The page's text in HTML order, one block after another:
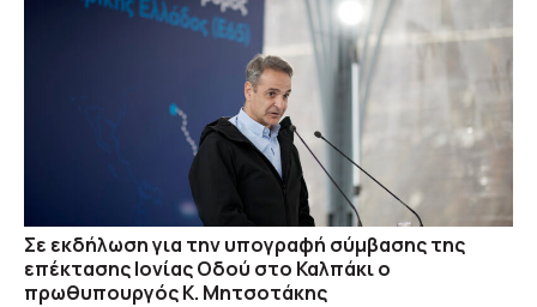
Σε εκδήλωση για την υπογραφή σύμβασης της
επέκτασης Ιονίας Οδού στο Καλπάκι ο
πρωθυπουργός Κ. Μητσοτάκης